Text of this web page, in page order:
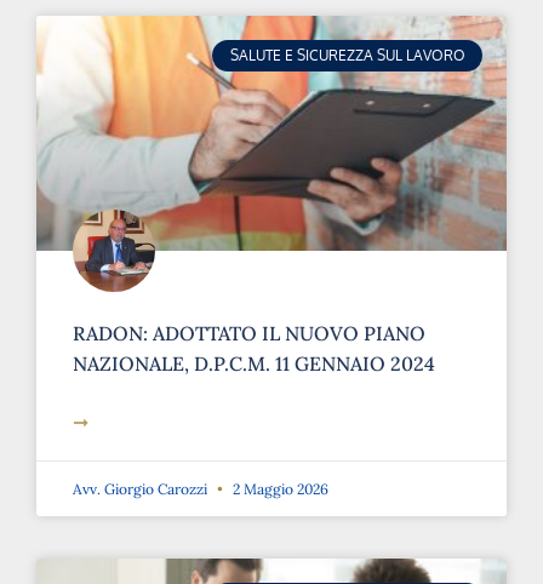
SALUTE E SICUREZZA SUL LAVORO
RADON: ADOTTATO IL NUOVO PIANO
NAZIONALE, D.P.C.M. 11 GENNAIO 2024
➞
Avv. Giorgio Carozzi 2 Maggio 2026